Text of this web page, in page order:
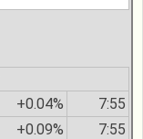
+0.04% 7:55
+0.09% 7:55